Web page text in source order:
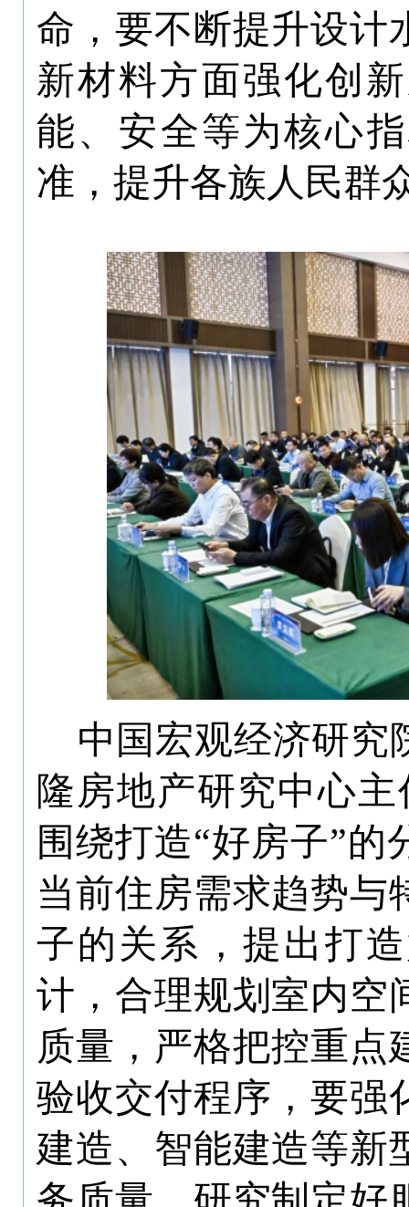
命，要不断提升设计
新材料方面强化创
能、安全等为核心
准，提升各族人民群
中国宏观经济研究
隆房地产研究中心
围绕打造“好房子”
当前住房需求趋势与
子的关系，提出打
计，合理规划室内空
质量，严格把控重点
验收交付程序，要强
建造、智能建造等新